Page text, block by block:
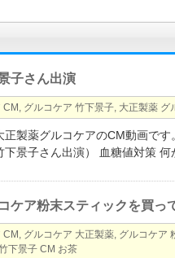
子さん出演
CM , グルコケア 竹下景子, 大正製薬 グ
製薬グルコケアのCM動画で
下景子さん出演） 血糖値対策
ア粉末スティックを買っ
CM , グルコケア 大正製薬, グルコケア
下景子 CM お茶